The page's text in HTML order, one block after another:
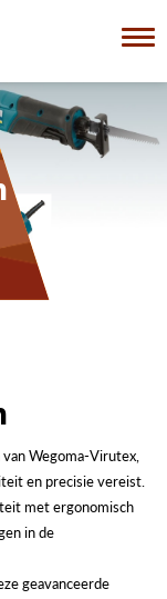
Wegoma-Virutex,
en precisie vereist.
met ergonomisch
in de
geavanceerde